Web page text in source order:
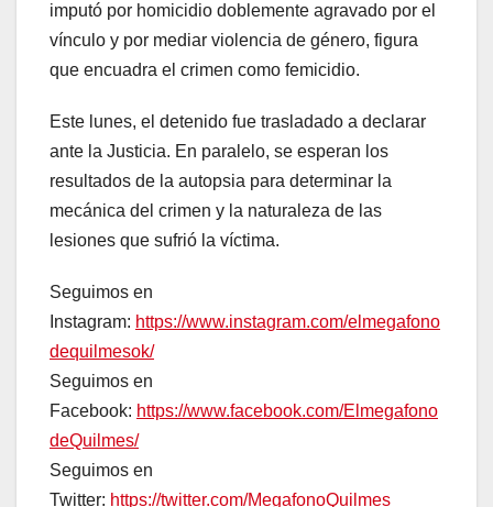
imputó por homicidio doblemente agravado por el
vínculo y por mediar violencia de género, figura
que encuadra el crimen como femicidio.
Este lunes, el detenido fue trasladado a declarar
ante la Justicia. En paralelo, se esperan los
resultados de la autopsia para determinar la
mecánica del crimen y la naturaleza de las
lesiones que sufrió la víctima.
Seguimos en
Instagram: https://www.instagram.com/elmegafono
dequilmesok/
Seguimos en
Facebook: https://www.facebook.com/Elmegafono
deQuilmes/
Seguimos en
Twitter: https://twitter.com/MegafonoQuilmes